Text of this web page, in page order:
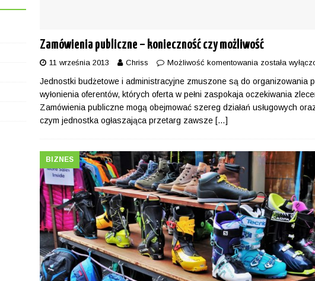
Zamówienia publiczne – konieczność czy możliwość
11 września 2013 Chriss Możliwość komentowania została
Jednostki budżetowe i administracyjne zmuszone są do organizowania
wyłonienia oferentów, których oferta w pełni zaspokaja oczekiwania
Zamówienia publiczne mogą obejmować szereg działań usługowych
czym jednostka ogłaszająca przetarg zawsze […]
BIZNES